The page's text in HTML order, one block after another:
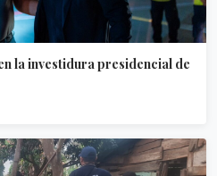
la investidura presidencial de